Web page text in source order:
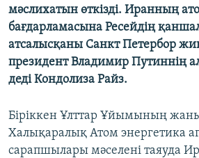
Басқа тілдерде
мәслихатын өткізді. Иранның
бағдарламасына Ресейдің
атсалысқаны Санкт Петербор
президент Владимир Путиннің
деді Кондолиза Райз.
Біріккен Ұлттар Ұйымының
Халықаралық Атом энергетика
сарапшылары мәселені таяуда